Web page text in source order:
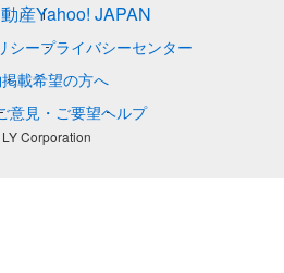
産Yahoo! JAPAN
シープライバシーセンター
掲載希望の方へ
意見・ご要望ヘルプ
Corporation